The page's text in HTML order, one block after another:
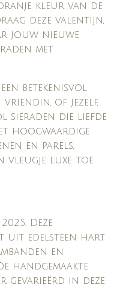
kleur van de
deze valentijn,
jouw nieuwe
met
betekenisvol
vriendin, of jezelf,
sieraden die liefde
hoogwaardige
en parels,
vleugje luxe toe
Deze
uit edelsteen hart
en
handgemaakte
gevarieërd in deze